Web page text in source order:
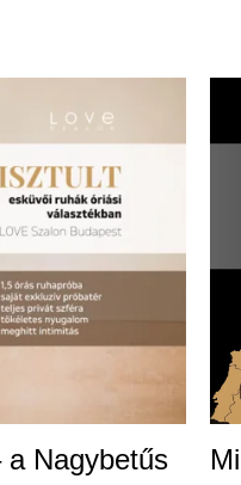
a Nagybetűs